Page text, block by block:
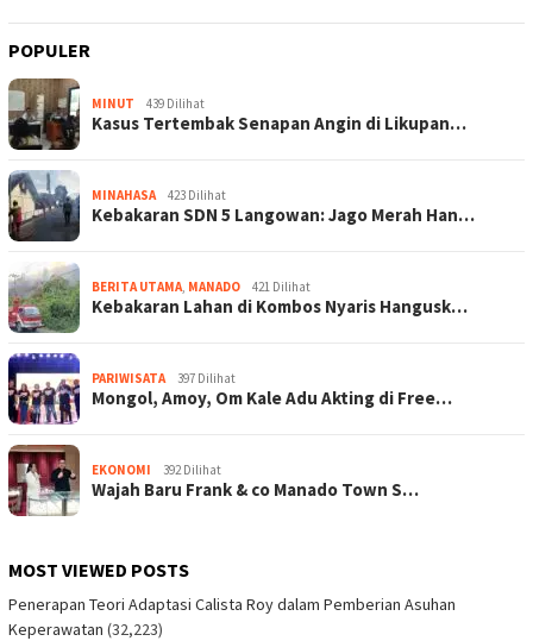
POPULER
MINUT 439 Dilihat
Kasus Tertembak Senapan Angin di Likupan…
MINAHASA 423 Dilihat
Kebakaran SDN 5 Langowan: Jago Merah Han…
BERITA UTAMA MANADO 421 Dilihat
Kebakaran Lahan di Kombos Nyaris Hangusk…
PARIWISATA 397 Dilihat
Mongol, Amoy, Om Kale Adu Akting di Free…
EKONOMI 392 Dilihat
Wajah Baru Frank & co Manado Town S…
MOST VIEWED POSTS
Penerapan Teori Adaptasi Calista Roy dalam Pemberian Asuhan
Keperawatan (32,223)